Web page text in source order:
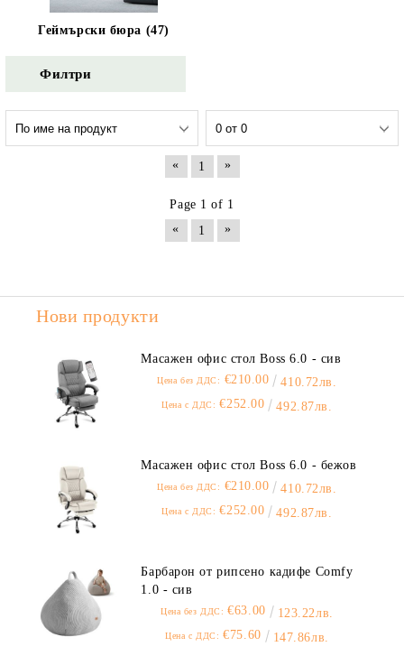
Геймърски бюра (47)
Филтри
« 1 »
Page 1 of 1
«
1 »
Нови продукти
Масажен офис стол Boss 6.0 - сив
Цена без ДДС: €210.00 410.72лв.
Цена с ДДС: €252.00 492.87лв.
Масажен офис стол Boss 6.0 - бежов
Цена без ДДС: €210.00 410.72лв.
Цена с ДДС: €252.00 492.87лв.
Барбарон от рипсено кадифе Comfy
1.0 - сив
Цена без ДДС: €63.00 123.22лв.
Цена с ДДС: €75.60 147.86лв.